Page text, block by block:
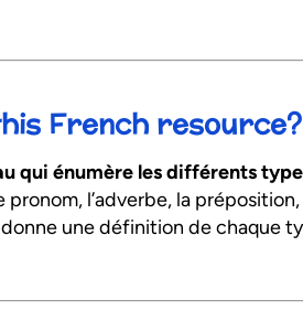
French resource?
qui énumère les différents
l’adverbe, la
une définition de chaque